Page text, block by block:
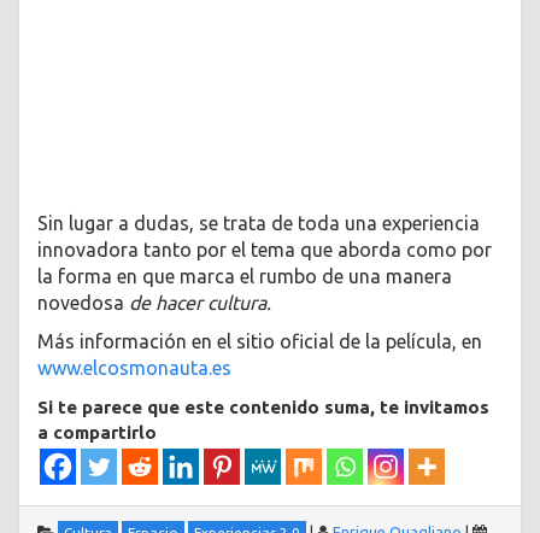
Sin lugar a dudas, se trata de toda una experiencia
innovadora tanto por el tema que aborda como por
la forma en que marca el rumbo de una manera
novedosa de hacer cultura.
Más información en el sitio oficial de la película, en
www.elcosmonauta.es
Si te parece que este contenido suma, te invitamos
a compartirlo